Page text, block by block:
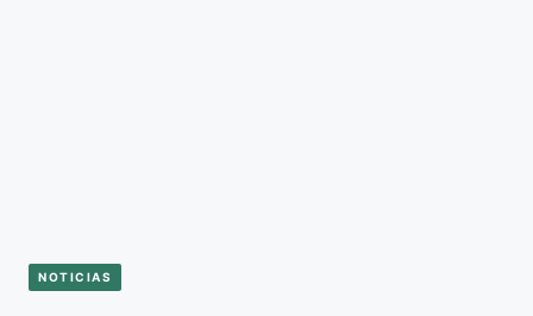
NOTICIAS